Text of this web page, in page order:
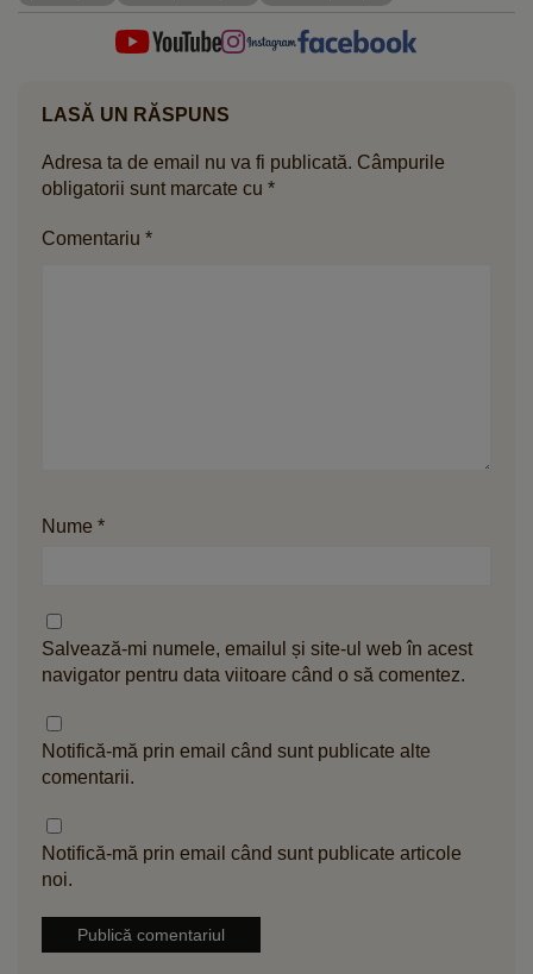
LASĂ UN RĂSPUNS
Adresa ta de email nu va fi publicată. Câmpurile
obligatorii sunt marcate cu *
Comentariu *
Nume *
Salvează-mi numele, emailul și site-ul web în acest
navigator pentru data viitoare când o să comentez.
Notifică-mă prin email când sunt publicate alte
comentarii.
Notifică-mă prin email când sunt publicate articole
noi.